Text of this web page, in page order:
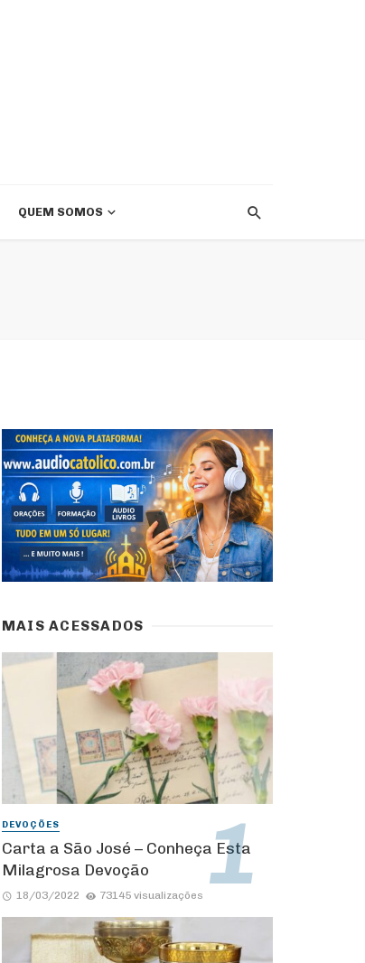
QUEM SOMOS
MAIS ACESSADOS
DEVOÇÕES
Carta a São José – Conheça Esta
Milagrosa Devoção
18/03/2022 73145 visualizações